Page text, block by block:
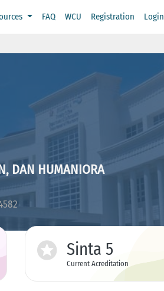
FAQ WCU Registration Login
DAN HUMANIORA
Sinta 5
Current Acreditation